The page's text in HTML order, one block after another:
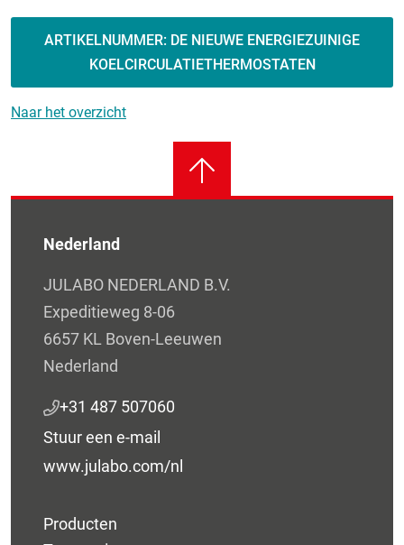
ARTIKELNUMMER: DE NIEUWE ENERGIEZUINIGE
KOELCIRCULATIETHERMOSTATEN
Naar het overzicht
Nederland
JULABO NEDERLAND B.V.
Expeditieweg 8-06
6657 KL Boven-Leeuwen
Nederland
+31 487 507060
Stuur een e-mail
www.julabo.com/nl
Producten